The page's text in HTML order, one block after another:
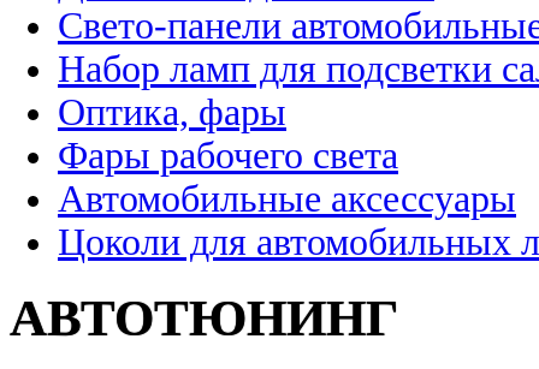
Свето-панели
Набор ламп для подсветки
Оптика, фары
Фары рабочего света
Автомобильные аксессуары
Цоколи для автомобильных
АВТОТЮНИНГ